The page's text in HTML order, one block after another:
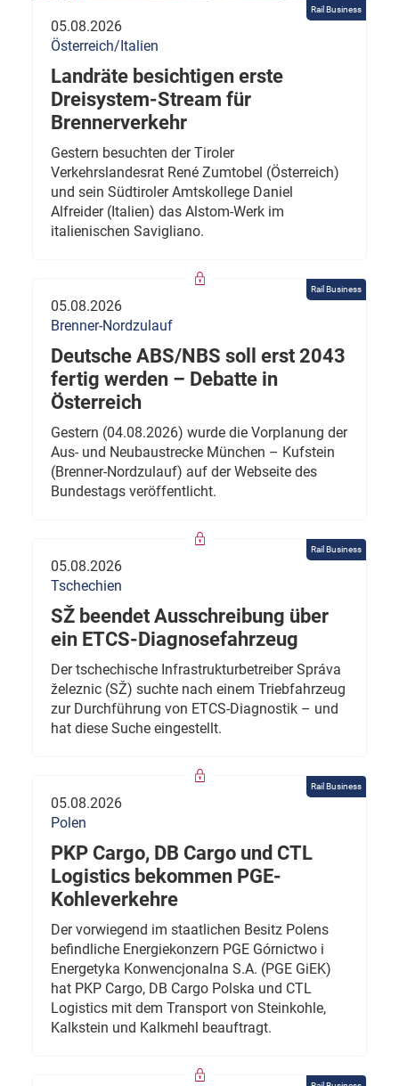
Rail Business
05.08.2026
Österreich/Italien
Landräte besichtigen erste
Dreisystem-Stream für
Brennerverkehr
Gestern besuchten der Tiroler
Verkehrslandesrat René Zumtobel (Österreich)
und sein Südtiroler Amtskollege Daniel
Alfreider (Italien) das Alstom-Werk im
italienischen Savigliano.
Rail Business
05.08.2026
Brenner-Nordzulauf
Deutsche ABS/NBS soll erst 2043
fertig werden – Debatte in
Österreich
Gestern (04.08.2026) wurde die Vorplanung der
Aus- und Neubaustrecke München – Kufstein
(Brenner-Nordzulauf) auf der Webseite des
Bundestags veröffentlicht.
Rail Business
05.08.2026
Tschechien
SŽ beendet Ausschreibung über
ein ETCS-Diagnosefahrzeug
Der tschechische Infrastrukturbetreiber Správa
železnic (SŽ) suchte nach einem Triebfahrzeug
zur Durchführung von ETCS-Diagnostik – und
hat diese Suche eingestellt.
Rail Business
05.08.2026
Polen
PKP Cargo, DB Cargo und CTL
Logistics bekommen PGE-
Kohleverkehre
Der vorwiegend im staatlichen Besitz Polens
befindliche Energiekonzern PGE Górnictwo i
Energetyka Konwencjonalna S.A. (PGE GiEK)
hat PKP Cargo, DB Cargo Polska und CTL
Logistics mit dem Transport von Steinkohle,
Kalkstein und Kalkmehl beauftragt.